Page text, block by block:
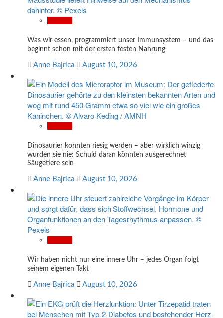
Was wir essen, programmiert unser Immunsystem – und das
beginnt schon mit der ersten festen Nahrung
Anne Bajrica August 10, 2026
Dinosaurier konnten riesig werden – aber wirklich winzig
wurden sie nie: Schuld daran könnten ausgerechnet
Säugetiere sein
Anne Bajrica August 10, 2026
Wir haben nicht nur eine innere Uhr – jedes Organ folgt
seinem eigenen Takt
Anne Bajrica August 10, 2026